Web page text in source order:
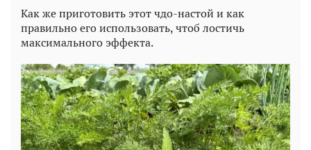
Как же приготовить этот чдо-настой и как
правильно его использовать, чтоб лостичь
максимального эффекта.